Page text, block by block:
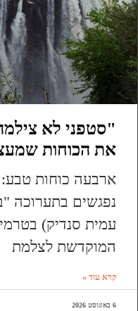
"סטפני לא
את הכוחות
ארבעה כוחות
נפגשים בתערוכה
עמית סנדיק)
המוקדשת לצלמת
קרא עוד »
6 באוגוסט 2026